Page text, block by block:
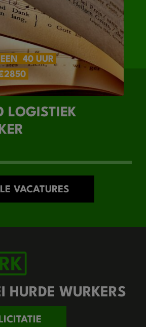
40 UUR
LOGISTIEK
VACATURES
HURDE WURKERS